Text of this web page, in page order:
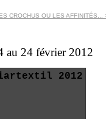
CROCHUS OU LES AFFINITÉS...
24 février 2012